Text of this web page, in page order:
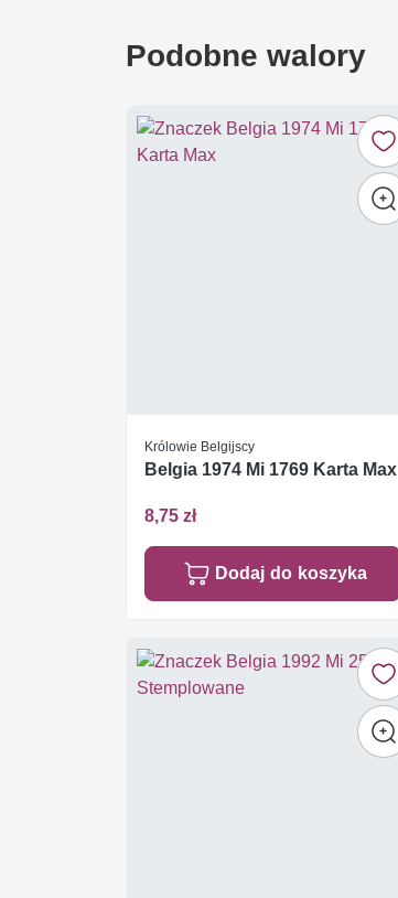
Podobne walory
Królowie Belgijscy
Belgia 1974 Mi 1769 Karta Max
8,75 zł
Dodaj do koszyka